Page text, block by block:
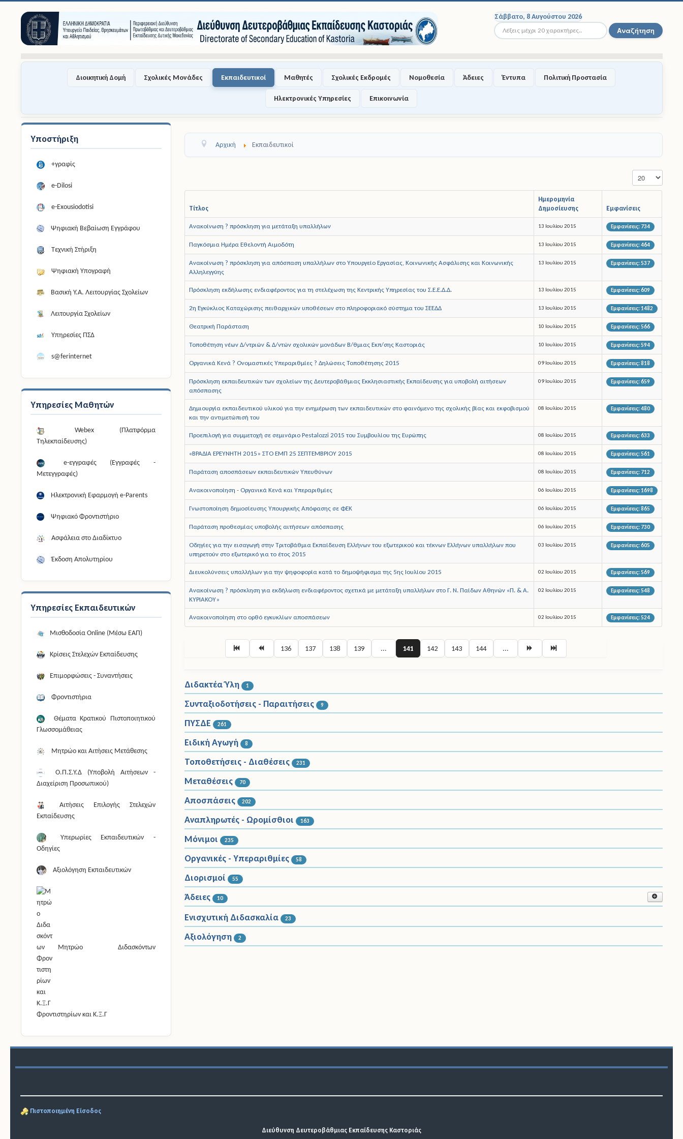
Σάββατο, 8 Αυγούστου 2026
Αναζήτηση... Αναζήτηση
Διοικητική Δομή Σχολικές Μονάδες Εκπαιδευτικοί Μαθητές Σχολικές Εκδρομές Νομοθεσία Άδειες Έντυπα Πολιτική Προστασία
Ηλεκτρονικές Υπηρεσίες Επικοινωνία
Υποστήριξη
+γραφίς
e-Dilosi
e-Exousiodotisi
Ψηφιακή Βεβαίωση Εγγράφου
Τεχνική Στήριξη
Ψηφιακή Υπογραφή
Βασική Υ.Α. Λειτουργίας Σχολείων
Λειτουργία Σχολείων
Υπηρεσίες ΠΣΔ
s@ferinternet
Υπηρεσίες Μαθητών
Webex (Πλατφόρμα
Τηλεκπαίδευσης)
e-εγγραφές (Εγγραφές -
Μετεγγραφές)
Ηλεκτρονική Εφαρμογή e-Parents
Ψηφιακό Φροντιστήριο
Ασφάλεια στο Διαδίκτυο
Έκδοση Απολυτηρίου
Υπηρεσίες Εκπαιδευτικών
Μισθοδοσία Online (Μέσω ΕΑΠ)
Κρίσεις Στελεχών Εκπαίδευσης
Επιμορφώσεις - Συναντήσεις
Φροντιστήρια
Θέματα Κρατικού Πιστοποιητικού
Γλωσσομάθειας
Μητρώο και Αιτήσεις Μετάθεσης
Ο.Π.Σ.Υ.Δ (Υποβολή Αιτήσεων -
Διαχείριση Προσωπικού)
Αιτήσεις Επιλογής Στελεχών
Εκπαίδευσης
Υπερωρίες Εκπαιδευτικών -
Οδηγίες
Αξιολόγηση Εκπαιδευτικών
Μητρώο Διδασκόντων
Φροντιστηρίων και Κ.Ξ.Γ
Αρχική Εκπαιδευτικοί
Εμφάνιση #
Τίτλος
Ημερομηνία
Δημοσίευσης
Εμφανίσεις
Ανακοίνωση ? πρόσκληση για μετάταξη υπαλλήλων 13 Ιουλίου 2015 Εμφανίσεις: 734
Παγκόσμια Ημέρα Εθελοντή Αιμοδότη 13 Ιουλίου 2015 Εμφανίσεις: 464
Ανακοίνωση ? πρόσκληση για απόσπαση υπαλλήλων στο Υπουργείο Εργασίας, Κοινωνικής Ασφάλισης και Κοινωνικής
Αλληλεγγύης
13 Ιουλίου 2015 Εμφανίσεις: 537
Πρόσκληση εκδήλωσης ενδιαφέροντος για τη στελέχωση της Κεντρικής Υπηρεσίας του Σ.Ε.Ε.Δ.Δ. 13 Ιουλίου 2015 Εμφανίσεις: 609
2η Εγκύκλιος Καταχώρισης πειθαρχικών υποθέσεων στο πληροφοριακό σύστημα του ΣΕΕΔΔ 13 Ιουλίου 2015 Εμφανίσεις: 1482
Θεατρική Παράσταση 10 Ιουλίου 2015 Εμφανίσεις: 566
Τοποθέτηση νέων Δ/ντριών & Δ/ντών σχολικών μονάδων Β/θμιας Εκπ/σης Καστοριάς 10 Ιουλίου 2015 Εμφανίσεις: 594
Οργανικά Κενά ? Ονομαστικές Υπεραριθμίες ? Δηλώσεις Τοποθέτησης 2015 09 Ιουλίου 2015 Εμφανίσεις: 818
Πρόσκληση εκπαιδευτικών των σχολείων της Δευτεροβάθμιας Εκκλησιαστικής Εκπαίδευσης για υποβολή αιτήσεων
απόσπασης
09 Ιουλίου 2015 Εμφανίσεις: 659
Δημιουργία εκπαιδευτικού υλικού για την ενημέρωση των εκπαιδευτικών στο φαινόμενο της σχολικής βίας και εκφοβισμού
και την αντιμετώπισή του
08 Ιουλίου 2015 Εμφανίσεις: 480
Προεπιλογή για συμμετοχή σε σεμινάριο Pestalozzi 2015 του Συμβουλίου της Ευρώπης 08 Ιουλίου 2015 Εμφανίσεις: 633
«ΒΡΑΔΙΑ ΕΡΕΥΝΗΤΗ 2015» ΣΤΟ ΕΜΠ 25 ΣΕΠΤΕΜΒΡΙΟΥ 2015 08 Ιουλίου 2015 Εμφανίσεις: 561
Παράταση αποσπάσεων εκπαιδευτικών Υπευθύνων 08 Ιουλίου 2015 Εμφανίσεις: 712
Ανακοινοποίηση - Οργανικά Κενά και Υπεραριθμίες 06 Ιουλίου 2015 Εμφανίσεις: 1698
Γνωστοποίηση δημοσίευσης Υπουργικής Απόφασης σε ΦΕΚ 06 Ιουλίου 2015 Εμφανίσεις: 865
Παράταση προθεσμίας υποβολής αιτήσεων απόσπασης 06 Ιουλίου 2015 Εμφανίσεις: 730
Οδηγίες για την εισαγωγή στην Τριτοβάθμια Εκπαίδευση Ελλήνων του εξωτερικού και τέκνων Ελλήνων υπαλλήλων που
υπηρετούν στο εξωτερικό για το έτος 2015
03 Ιουλίου 2015 Εμφανίσεις: 605
Διευκολύνσεις υπαλλήλων για την ψηφοφορία κατά το δημοψήφισμα της 5ης Ιουλίου 2015 02 Ιουλίου 2015 Εμφανίσεις: 569
Ανακοίνωση ? πρόσκληση για εκδήλωση ενδιαφέροντος σχετικά με μετάταξη υπαλλήλων στο Γ. Ν. Παίδων Αθηνών «Π. & Α.
ΚΥΡΙΑΚΟΥ»
02 Ιουλίου 2015 Εμφανίσεις: 548
Ανακοινοποίηση στο ορθό εγκυκλίων αποσπάσεων 02 Ιουλίου 2015 Εμφανίσεις: 524
136 137 138 139 ... 141 142 143 144 ...
Διδακτέα Ύλη 1
Συνταξιοδοτήσεις - Παραιτήσεις 9
ΠΥΣΔΕ 261
Ειδική Αγωγή 8
Τοποθετήσεις - Διαθέσεις 231
Μεταθέσεις 70
Αποσπάσεις 202
Αναπληρωτές - Ωρομίσθιοι 163
Μόνιμοι 235
Οργανικές - Υπεραριθμίες 58
Διορισμοί 55
Άδειες 10
Κανονικές Άδειες 4
Άδειες COVID19
Ενισχυτική Διδασκαλία 23
Αξιολόγηση 2
Πιστοποιημένη Είσοδος
Διεύθυνση Δευτεροβάθμιας Εκπαίδευσης Καστοριάς